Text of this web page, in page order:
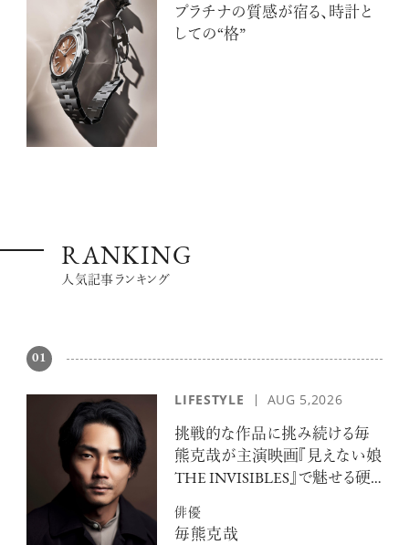
プラチナの質感が宿る、時計と
しての“格”
RANKING
人気記事ランキング
01
LIFESTYLE AUG 5,2026
挑戦的な作品に挑み続ける毎
熊克哉が主演映画『見えない娘
THE INVISIBLES』で魅せる硬
俳優
毎熊克哉